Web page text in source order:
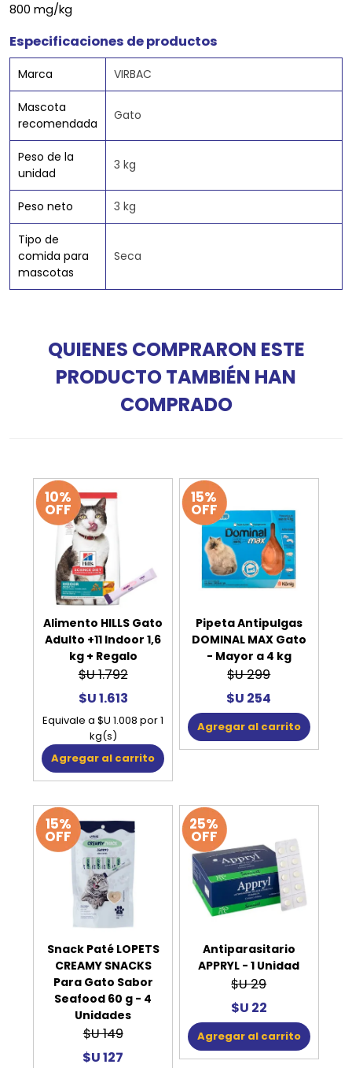
800 mg/kg
Especificaciones de productos
Marca VIRBAC
Mascota
recomendada
Gato
Peso de la
unidad
3 kg
Peso neto 3 kg
Tipo de
comida para
mascotas
Seca
QUIENES COMPRARON ESTE
PRODUCTO TAMBIÉN HAN
COMPRADO
10%
OFF
Alimento HILLS Gato
Adulto +11 Indoor 1,6
kg + Regalo
$U 1.792
$U 1.613
Equivale a $U 1.008 por 1
kg(s)
Agregar al carrito
15%
OFF
Pipeta Antipulgas
DOMINAL MAX Gato
- Mayor a 4 kg
$U 299
$U 254
Agregar al carrito
15%
OFF
Snack Paté LOPETS
CREAMY SNACKS
Para Gato Sabor
Seafood 60 g - 4
Unidades
$U 149
$U 127
25%
OFF
Antiparasitario
APPRYL - 1 Unidad
$U 29
$U 22
Agregar al carrito